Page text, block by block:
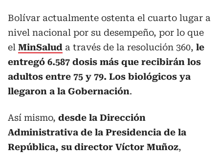
Bolívar actualmente ostenta el cuarto lugar a
nivel nacional por su desempeño, por lo que
el MinSalud a través de la resolución 360, le
entregó 6.587 dosis más que recibirán los
adultos entre 75 y 79. Los biológicos ya
llegaron a la Gobernación.
Así mismo, desde la Dirección
Administrativa de la Presidencia de la
República, su director Víctor Muñoz,